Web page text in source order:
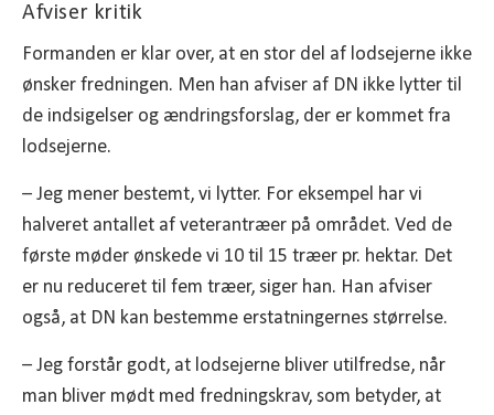
Afviser kritik
Formanden er klar over, at en stor del af lodsejerne ikke
ønsker fredningen. Men han afviser af DN ikke lytter til
de indsigelser og ændringsforslag, der er kommet fra
lodsejerne.
– Jeg mener bestemt, vi lytter. For eksempel har vi
halveret antallet af veterantræer på området. Ved de
første møder ønskede vi 10 til 15 træer pr. hektar. Det
er nu reduceret til fem træer, siger han. Han afviser
også, at DN kan bestemme erstatningernes størrelse.
– Jeg forstår godt, at lodsejerne bliver utilfredse, når
man bliver mødt med fredningskrav, som betyder, at